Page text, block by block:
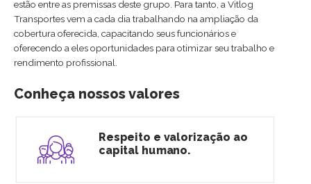
estão entre as premissas deste grupo. Para tanto, a Vitlog
Transportes vem a cada dia trabalhando na ampliação da
cobertura oferecida, capacitando seus funcionários e
oferecendo a eles oportunidades para otimizar seu trabalho e
rendimento profissional.
Conheça nossos valores
Respeito e valorização ao
capital humano.